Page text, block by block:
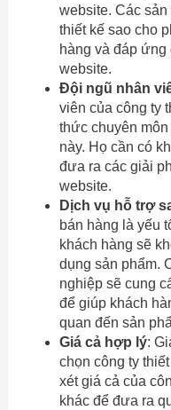
website. Các
thiết kế sao cho
hàng và đáp
website.
Đội ngũ nhân
viên của công ty
thức chuyên
này. Họ cần có
đưa ra các giải
website.
Dịch vụ hỗ trợ
bán hàng là yếu
khách hàng sẽ
dụng sản phẩm.
nghiệp sẽ cung
để giúp khách
quan đến sản
Giá cả hợp lý:
chọn công ty
xét giá cả của
khác để đưa ra